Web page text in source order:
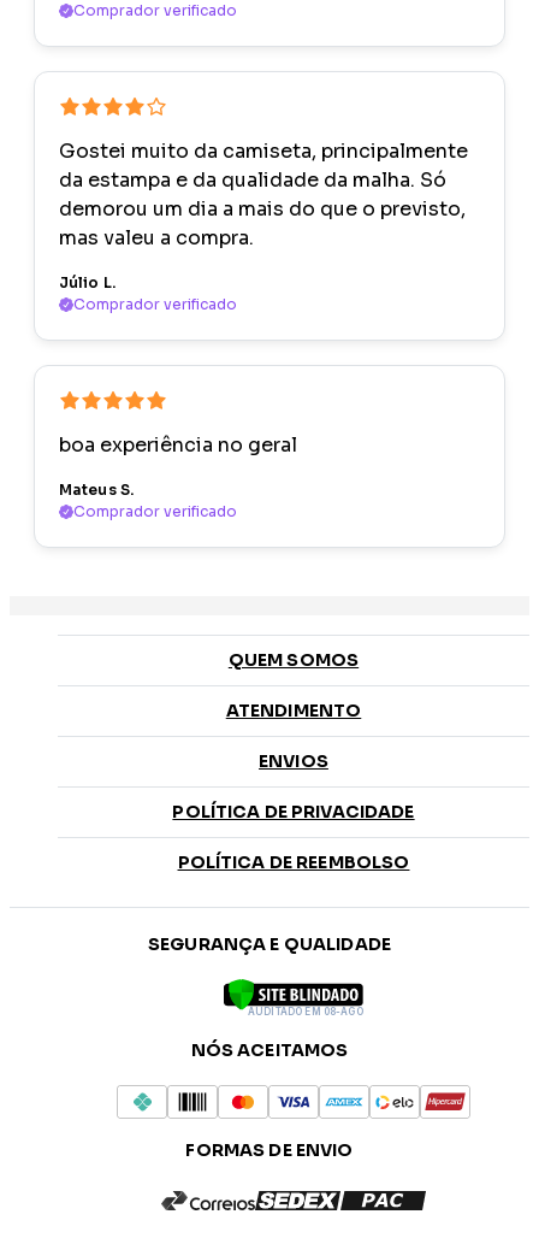
Comprador verificado
Gostei muito da camiseta, principalmente
da estampa e da qualidade da malha. Só
demorou um dia a mais do que o previsto,
mas valeu a compra.
Júlio L.
Comprador verificado
boa experiência no geral
Mateus S.
Comprador verificado
QUEM SOMOS
ATENDIMENTO
ENVIOS
POLÍTICA DE PRIVACIDADE
POLÍTICA DE REEMBOLSO
SEGURANÇA E QUALIDADE
AUDITADO EM 08-AGO
NÓS ACEITAMOS
FORMAS DE ENVIO